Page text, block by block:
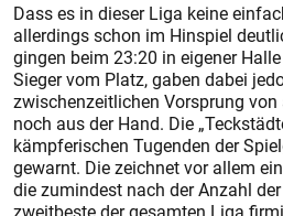
Dass es in dieser Liga keine
allerdings schon im Hinspiel
gingen beim 23:20 in eigener
Sieger vom Platz, gaben dabei
zwischenzeitlichen Vorsprung
noch aus der Hand. Die
kämpferischen Tugenden der
gewarnt. Die zeichnet vor allem
die zumindest nach der Anzahl